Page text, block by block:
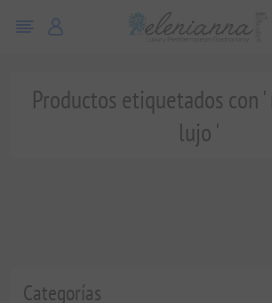
Categorías
Productos etiquetados con
lujo '